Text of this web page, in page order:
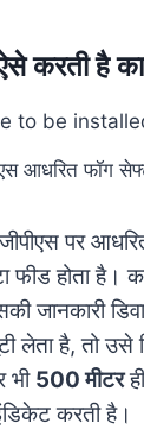
करती है
आधरित फॉग
पर
फीड होता है।
जानकारी
लेता है, तो उसे
भी 500 मीटर
करती है।